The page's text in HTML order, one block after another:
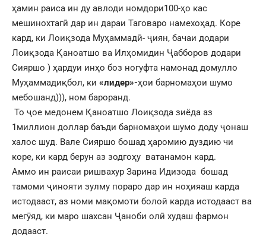
ҳамин раиса ин ду авлоди номдори100-ҳо кас
мешинохтагӣ дар ин дараи Таговаро намехоҳад. Коре
кард, ки Лоиқзода Муҳаммадӣ- ҷиян, бачаи додари
Лоиқзода Қаноатшо ва Илҳомидин Ҷабборов додари
Сияршо ) ҳардуи инҳо боз ногуфта намонад домулло
Муҳаммадиқбол, ки «лидер»-ҳои барномаҳои шумо
мебошанд))), ном бароранд.
То ҷое медонем Қаноатшо Лоиқзода зиёда аз
1миллион доллар баъди барномаҳои шумо доду ҷонаш
халос шуд. Вале Сияршо бошад ҳаромию дуздию чи
коре, ки кард берун аз зодгоҳу ватанамон кард.
Аммо ин раисаи ришвахур Зарина Идизода бошад
тамоми ҷинояти зулму пораро дар ин ноҳияаш карда
истодааст, аз номи мақомоти болоӣ карда истодааст ва
мегӯяд, ки маро шахсан Ҷаноби олӣ худаш фармон
додааст.